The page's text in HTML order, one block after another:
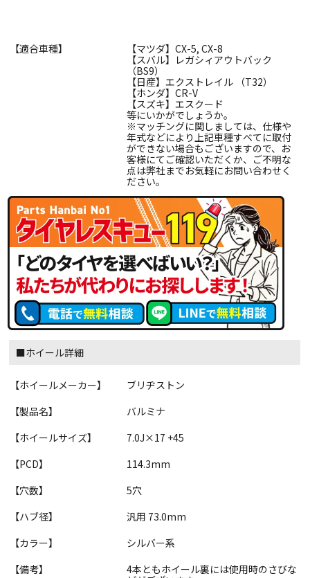
【適合車種】
【マツダ】CX-5, CX-8
【スバル】レガシィアウトバック
（BS9）
【日産】エクストレイル （T32）
【ホンダ】CR-V
【スズキ】エスクード
等にいかがでしょうか。
※マッチングに関しましては、仕様や
年式などにより上記車種すべてに取付
ができない場合もございますので、お
客様にてご確認いただくか、ご不明な
点は弊社までお気軽にお問い合わせく
ださい。
■ホイール詳細
【ホイールメーカー】
ブリヂストン
【製品名】
バルミナ
【ホイールサイズ】
7.0J×17 +45
【PCD】
114.3mm
【穴数】
5穴
【ハブ径】
汎用 73.0mm
【カラー】
シルバー系
【備考】
4本ともホイール裏には使用時のさびな